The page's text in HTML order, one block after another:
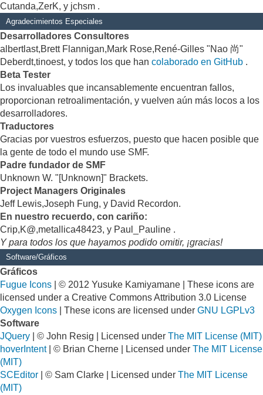
Cutanda,ZerK, y jchsm .
Agradecimientos Especiales
Desarrolladores Consultores
albertlast,Brett Flannigan,Mark Rose,René-Gilles "Nao 尚"
Deberdt,tinoest, y todos los que han colaborado en GitHub .
Beta Tester
Los invaluables que incansablemente encuentran fallos,
proporcionan retroalimentación, y vuelven aún más locos a los
desarrolladores.
Traductores
Gracias por vuestros esfuerzos, puesto que hacen posible que
la gente de todo el mundo use SMF.
Padre fundador de SMF
Unknown W. "[Unknown]" Brackets.
Project Managers Originales
Jeff Lewis,Joseph Fung, y David Recordon.
En nuestro recuerdo, con cariño:
Crip,K@,metallica48423, y Paul_Pauline .
Y para todos los que hayamos podido omitir, ¡gracias!
Software/Gráficos
Gráficos
Fugue Icons | © 2012 Yusuke Kamiyamane | These icons are
licensed under a Creative Commons Attribution 3.0 License
Oxygen Icons | These icons are licensed under GNU LGPLv3
Software
JQuery | © John Resig | Licensed under The MIT License (MIT)
hoverIntent| © Brian Cherne | Licensed under The MIT License
(MIT)
SCEditor | © Sam Clarke | Licensed under The MIT License
(MIT)